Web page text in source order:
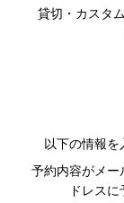
貸切・カスタ
以下の情報を
予約内容がメー
ドレス